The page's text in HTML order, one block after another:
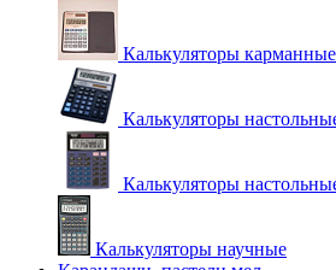
Калькуляторы карманные
Калькуляторы
Калькуляторы
Калькуляторы научные